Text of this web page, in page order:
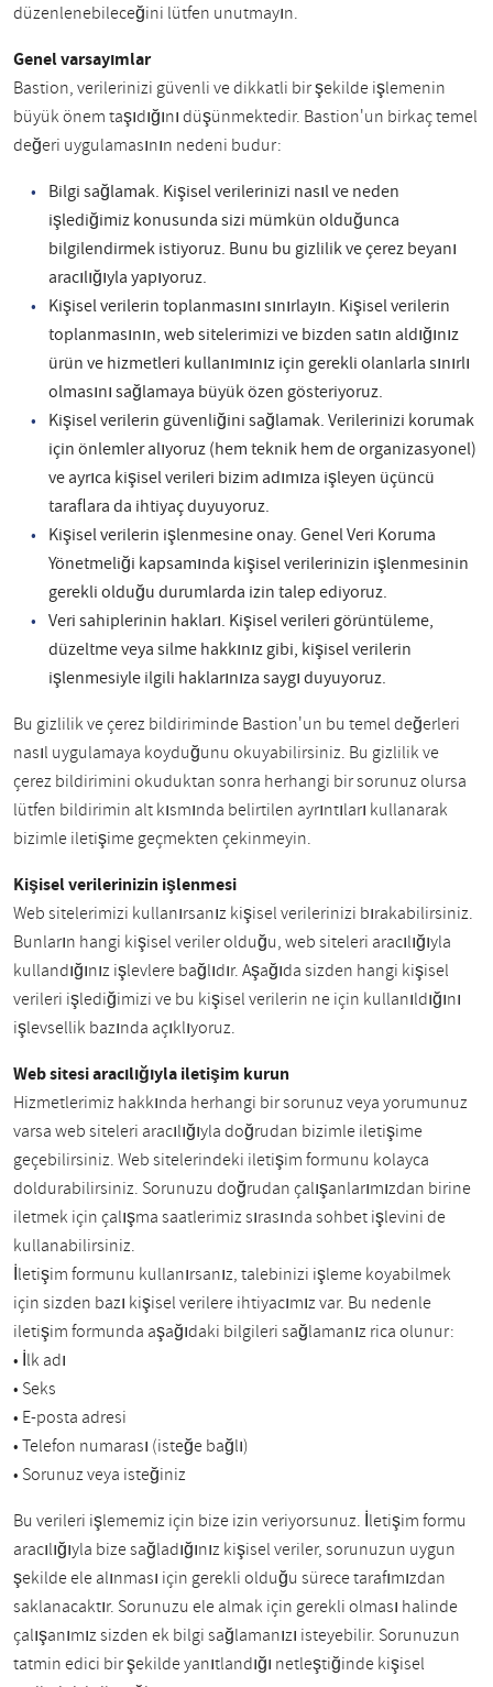
düzenlenebileceğini lütfen unutmayın.
Genel varsayımlar
Bastion, verilerinizi güvenli ve dikkatli bir şekilde işlemenin
büyük önem taşıdığını düşünmektedir. Bastion'un birkaç temel
değeri uygulamasının nedeni budur:
Bilgi sağlamak. Kişisel verilerinizi nasıl ve neden
işlediğimiz konusunda sizi mümkün olduğunca
bilgilendirmek istiyoruz. Bunu bu gizlilik ve çerez beyanı
aracılığıyla yapıyoruz.
Kişisel verilerin toplanmasını sınırlayın. Kişisel verilerin
toplanmasının, web sitelerimizi ve bizden satın aldığınız
ürün ve hizmetleri kullanımınız için gerekli olanlarla sınırlı
olmasını sağlamaya büyük özen gösteriyoruz.
Kişisel verilerin güvenliğini sağlamak. Verilerinizi korumak
için önlemler alıyoruz (hem teknik hem de organizasyonel)
ve ayrıca kişisel verileri bizim adımıza işleyen üçüncü
taraflara da ihtiyaç duyuyoruz.
Kişisel verilerin işlenmesine onay. Genel Veri Koruma
Yönetmeliği kapsamında kişisel verilerinizin işlenmesinin
gerekli olduğu durumlarda izin talep ediyoruz.
Veri sahiplerinin hakları. Kişisel verileri görüntüleme,
düzeltme veya silme hakkınız gibi, kişisel verilerin
işlenmesiyle ilgili haklarınıza saygı duyuyoruz.
Bu gizlilik ve çerez bildiriminde Bastion'un bu temel değerleri
nasıl uygulamaya koyduğunu okuyabilirsiniz. Bu gizlilik ve
çerez bildirimini okuduktan sonra herhangi bir sorunuz olursa
lütfen bildirimin alt kısmında belirtilen ayrıntıları kullanarak
bizimle iletişime geçmekten çekinmeyin.
Kişisel verilerinizin işlenmesi
Web sitelerimizi kullanırsanız kişisel verilerinizi bırakabilirsiniz.
Bunların hangi kişisel veriler olduğu, web siteleri aracılığıyla
kullandığınız işlevlere bağlıdır. Aşağıda sizden hangi kişisel
verileri işlediğimizi ve bu kişisel verilerin ne için kullanıldığını
işlevsellik bazında açıklıyoruz.
Web sitesi aracılığıyla iletişim kurun
Hizmetlerimiz hakkında herhangi bir sorunuz veya yorumunuz
varsa web siteleri aracılığıyla doğrudan bizimle iletişime
geçebilirsiniz. Web sitelerindeki iletişim formunu kolayca
doldurabilirsiniz. Sorunuzu doğrudan çalışanlarımızdan birine
iletmek için çalışma saatlerimiz sırasında sohbet işlevini de
kullanabilirsiniz.
İletişim formunu kullanırsanız, talebinizi işleme koyabilmek
için sizden bazı kişisel verilere ihtiyacımız var. Bu nedenle
iletişim formunda aşağıdaki bilgileri sağlamanız rica olunur:
• İlk adı
• Seks
• E-posta adresi
• Telefon numarası (isteğe bağlı)
• Sorunuz veya isteğiniz
Bu verileri işlememiz için bize izin veriyorsunuz. İletişim formu
aracılığıyla bize sağladığınız kişisel veriler, sorunuzun uygun
şekilde ele alınması için gerekli olduğu sürece tarafımızdan
saklanacaktır. Sorunuzu ele almak için gerekli olması halinde
çalışanımız sizden ek bilgi sağlamanızı isteyebilir. Sorunuzun
tatmin edici bir şekilde yanıtlandığı netleştiğinde kişisel